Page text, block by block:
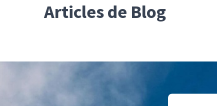
Articles de Blog